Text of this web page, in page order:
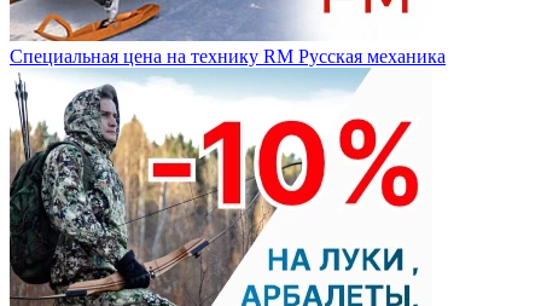
Специальная цена на технику RM Русская механика